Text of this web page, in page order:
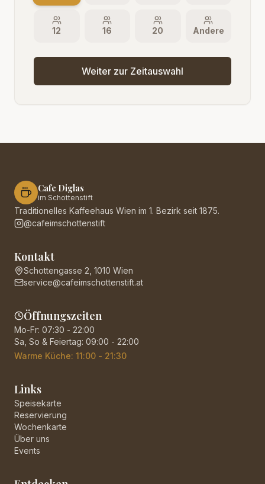
12 16 20 Andere
Weiter zur Zeitauswahl
Cafe Diglas
im Schottenstift
Traditionelles Kaffeehaus Wien im 1. Bezirk seit 1875.
@cafeimschottenstift
Kontakt
Schottengasse 2, 1010 Wien
service@cafeimschottenstift.at
Öffnungszeiten
Mo-Fr: 07:30 - 22:00
Sa, So & Feiertag: 09:00 - 22:00
Warme Küche: 11:00 - 21:30
Links
Speisekarte
Reservierung
Wochenkarte
Über uns
Events